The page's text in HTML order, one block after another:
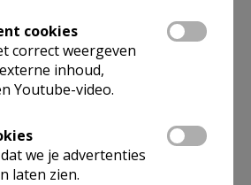
wat je zocht? Hier vind je
eventueel van andere
de buurt.
cookies
correct weergeven
inhoud,
Youtube-video.
we je advertenties
laten zien.